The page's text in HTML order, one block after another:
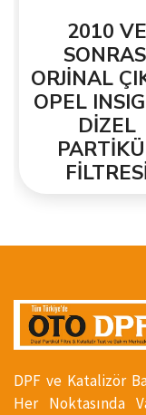
2010 VE
SONRASI
ORJİNAL
OPEL
DİZEL
FİLTRESİ
DPF ve Katalizör
Her Noktasında